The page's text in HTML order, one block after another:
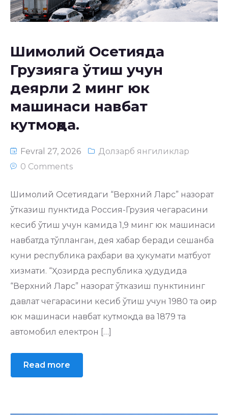
Рухсатнома тизими
Шимолий Осетияда
Грузияга ўтиш учун
деярли 2 минг юк
машинаси навбат
кутмоқда.
Fevral 27, 2026
Долзарб янгиликлар
0 Comments
Шимолий Осетиядаги “Верхний Ларс” назорат
ўтказиш пунктида Россия-Грузия чегарасини
кесиб ўтиш учун камида 1,9 минг юк машинаси
навбатда тўпланган, дея хабар беради сешанба
куни республика раҳбари ва ҳукумати матбуот
хизмати. “Ҳозирда республика ҳудудида
“Верхний Ларс” назорат ўтказиш пунктининг
давлат чегарасини кесиб ўтиш учун 1980 та оғир
юк машинаси навбат кутмоқда ва 1879 та
автомобил електрон […]
Read more